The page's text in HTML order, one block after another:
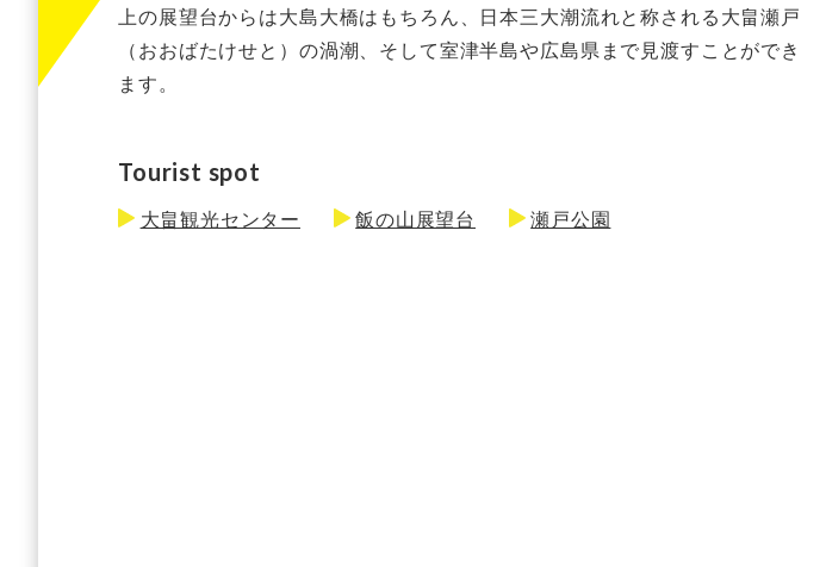
上の展望台からは大島大橋はもちろん、日本三大潮流れと称される大畠瀬戸
（おおばたけせと）の渦潮、そして室津半島や広島県まで見渡すことができ
ます。
Tourist spot
大畠観光センター 飯の山展望台 瀬戸公園